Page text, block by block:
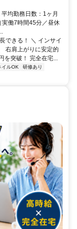
均勤務日数：1ヶ月
働7時間45分／昼休
できる！ ＼ インサイ
右肩上がりに安定的
突破！ 完全在宅...
イルOK
研修あり